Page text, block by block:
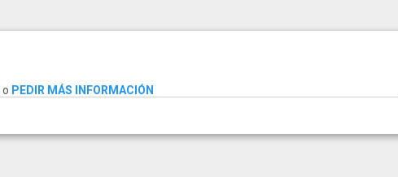
o PEDIR MÁS INFORMACIÓN